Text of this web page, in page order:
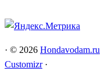
· © 2026 Hondavodam.ru
Customizr ·